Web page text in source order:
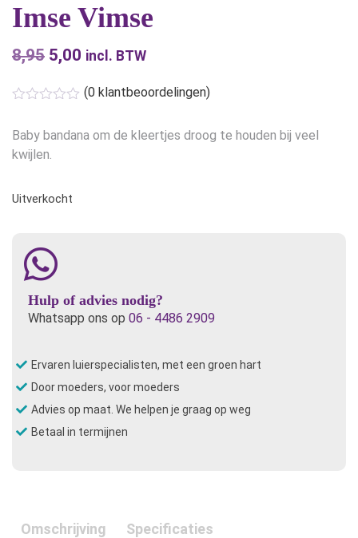
Hoe begin ik?
Imse Vimse
8,95 Oorspronkelijke
was:
€8,95.
5,00 Huidige
is:
€5,00.
incl. BTW
(0 klantbeoordelingen)
Baby bandana om de kleertjes droog te houden bij veel
kwijlen.
Uitverkocht
Hulp of advies nodig?
Whatsapp ons op 06 - 4486 2909
Ervaren luierspecialisten, met een groen hart
Door moeders, voor moeders
Advies op maat. We helpen je graag op weg
Betaal in termijnen
Omschrijving Specificaties